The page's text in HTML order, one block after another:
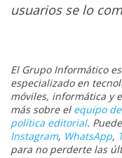
usuarios se lo
El Grupo Informático
especializado en
móviles, informática y
más sobre el equipo
política editorial.
Instagram, WhatsApp,
para no perderte las